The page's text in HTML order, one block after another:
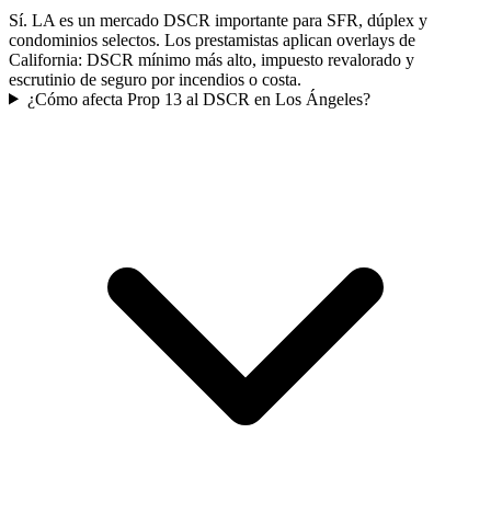
Sí. LA es un mercado DSCR importante para SFR, dúplex y
condominios selectos. Los prestamistas aplican overlays de
California: DSCR mínimo más alto, impuesto revalorado y
escrutinio de seguro por incendios o costa.
¿Cómo afecta Prop 13 al DSCR en Los Ángeles?